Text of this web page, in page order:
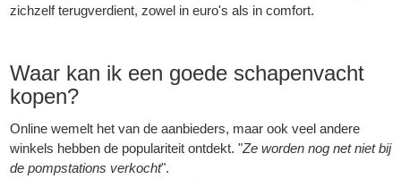
zichzelf terugverdient, zowel in euro's als in comfort.
Waar kan ik een goede schapenvacht
kopen?
Online wemelt het van de aanbieders, maar ook veel andere
winkels hebben de populariteit ontdekt. "Ze worden nog net niet bij
de pompstations verkocht".